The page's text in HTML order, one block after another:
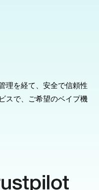
理を経て、安全で信頼性
スで、ご希望のベイプ機